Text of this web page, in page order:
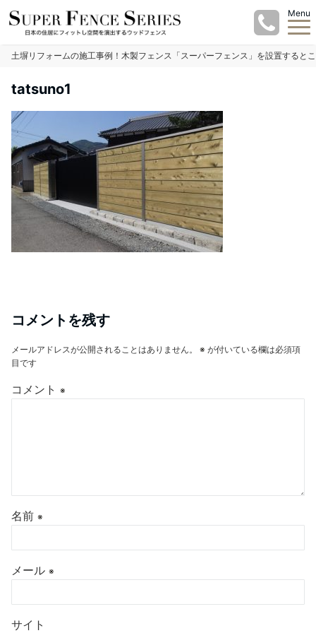
Menu
土塀リフォームの施工事例！木製フェンス「スーパーフェンス」を設置すると
tatsuno1
コメントを残す
メールアドレスが公開されることはありません。 ※ が付いている欄は必須項
目です
コメント ※
名前 ※
メール ※
サイト